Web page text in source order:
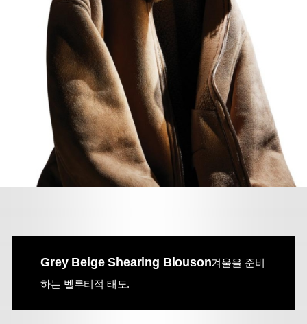
Grey Beige Shearing Blouson겨울을 준비
하는 벨루티적 태도.